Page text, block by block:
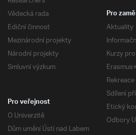
Vědecká rada
Ediční činnost
Mezinárodní projekty
Národní projekty
Smluvní výzkum
Pro
Aktuality
Kurzy
Rekreace
Sdílení
Etický
Odbory
Pro veřejnost
O Univerzitě
Dům umění Ústí nad Labem